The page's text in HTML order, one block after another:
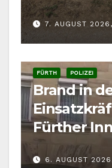
7. AUGUST 2026,
FÜRTH POLIZEI
Brand in
Fürther
gefordert
6. AUGUST